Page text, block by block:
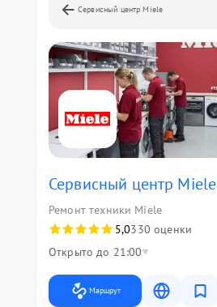
Сервисный центр Miele
Сервисный центр Miele
Ремонт техники Miele
5,0330 оценки
Открыто до 21:00
Маршрут